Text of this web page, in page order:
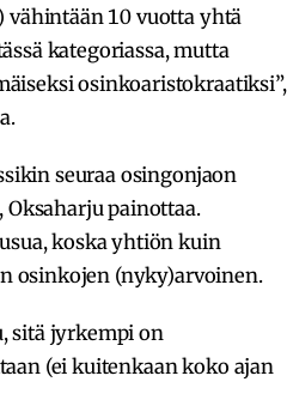
vähintään 10 vuotta yhtä
kategoriassa, mutta
osinkoaristokraatiksi”,
seuraa osingonjaon
Oksaharju painottaa.
koska yhtiön kuin
osinkojen (nyky)arvoinen.
sitä jyrkempi on
(ei kuitenkaan koko ajan